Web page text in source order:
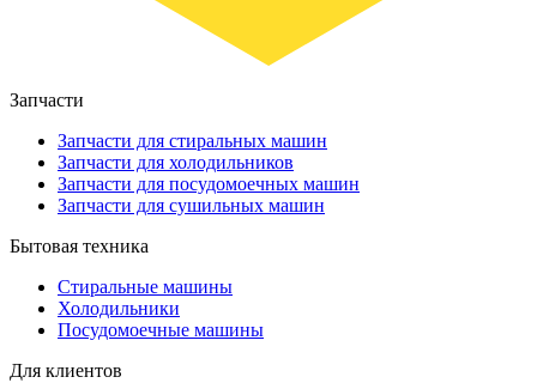
Запчасти
Запчасти для стиральных машин
Запчасти для холодильников
Запчасти для посудомоечных машин
Запчасти для сушильных машин
Бытовая техника
Стиральные машины
Холодильники
Посудомоечные машины
Для клиентов